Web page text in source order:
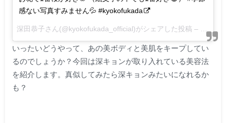
感ない写真すみません💦 #kyokofukada
いったいどうやって、あの美ボディと美肌をキープしてい
るのでしょうか？今回は深キョンが取り入れている美容法
を紹介します。真似してみたら深キョンみたいになれるか
も？